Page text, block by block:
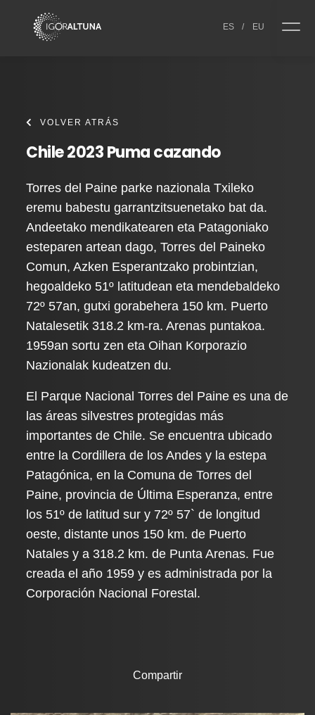
ES / EU
VOLVER ATRÁS
Chile 2023 Puma cazando
Torres del Paine parke nazionala Txileko
eremu babestu garrantzitsuenetako bat da.
Andeetako mendikatearen eta Patagoniako
esteparen artean dago, Torres del Paineko
Comun, Azken Esperantzako probintzian,
hegoaldeko 51º latitudean eta mendebaldeko
72º 57an, gutxi gorabehera 150 km. Puerto
Natalesetik 318.2 km-ra. Arenas puntakoa.
1959an sortu zen eta Oihan Korporazio
Nazionalak kudeatzen du.
El Parque Nacional Torres del Paine es una de
las áreas silvestres protegidas más
importantes de Chile. Se encuentra ubicado
entre la Cordillera de los Andes y la estepa
Patagónica, en la Comuna de Torres del
Paine, provincia de Última Esperanza, entre
los 51º de latitud sur y 72º 57` de longitud
oeste, distante unos 150 km. de Puerto
Natales y a 318.2 km. de Punta Arenas. Fue
creada el año 1959 y es administrada por la
Corporación Nacional Forestal.
Compartir